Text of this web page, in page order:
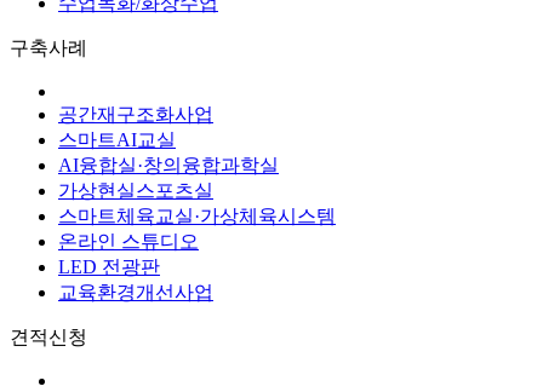
구축사례
공간재구조화사업
스마트AI교실
AI융합실·창의융합과학실
가상현실스포츠실
스마트체육교실·가상체육시스템
온라인 스튜디오
LED 전광판
교육환경개선사업
견적신청